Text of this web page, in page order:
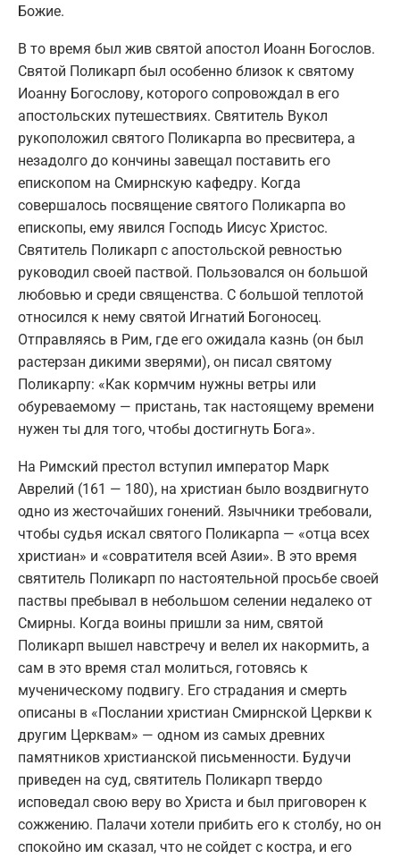
Божие.
В то время был жив святой апостол Иоанн Богослов.
Святой Поликарп был особенно близок к святому
Иоанну Богослову, которого сопровождал в его
апостольских путешествиях. Святитель Вукол
рукоположил святого Поликарпа во пресвитера, а
незадолго до кончины завещал поставить его
епископом на Смирнскую кафедру. Когда
совершалось посвящение святого Поликарпа во
епископы, ему явился Господь Иисус Христос.
Святитель Поликарп с апостольской ревностью
руководил своей паствой. Пользовался он большой
любовью и среди священства. С большой теплотой
относился к нему святой Игнатий Богоносец.
Отправляясь в Рим, где его ожидала казнь (он был
растерзан дикими зверями), он писал святому
Поликарпу: «Как кормчим нужны ветры или
обуреваемому — пристань, так настоящему времени
нужен ты для того, чтобы достигнуть Бога».
На Римский престол вступил император Марк
Аврелий (161 — 180), на христиан было воздвигнуто
одно из жесточайших гонений. Язычники требовали,
чтобы судья искал святого Поликарпа — «отца всех
христиан» и «совратителя всей Азии». В это время
святитель Поликарп по настоятельной просьбе своей
паствы пребывал в небольшом селении недалеко от
Смирны. Когда воины пришли за ним, святой
Поликарп вышел навстречу и велел их накормить, а
сам в это время стал молиться, готовясь к
мученическому подвигу. Его страдания и смерть
описаны в «Послании христиан Смирнской Церкви к
другим Церквам» — одном из самых древних
памятников христианской письменности. Будучи
приведен на суд, святитель Поликарп твердо
исповедал свою веру во Христа и был приговорен к
сожжению. Палачи хотели прибить его к столбу, но он
спокойно им сказал, что не сойдет с костра, и его